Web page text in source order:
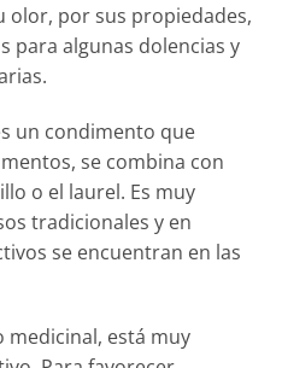
olor, por sus propiedades,
para algunas dolencias y
un condimento que
se combina con
o el laurel. Es muy
tradicionales y en
se encuentran en las
está muy